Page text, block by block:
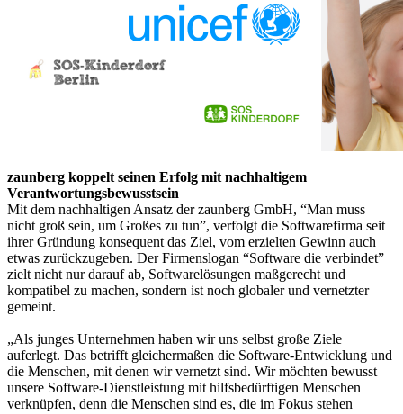
zaunberg koppelt seinen Erfolg mit nachhaltigem
Verantwortungsbewusstsein
Mit dem nachhaltigen Ansatz der zaunberg GmbH, “Man muss
nicht groß sein, um Großes zu tun”, verfolgt die Softwarefirma seit
ihrer Gründung konsequent das Ziel, vom erzielten Gewinn auch
etwas zurückzugeben. Der Firmenslogan “Software die verbindet”
zielt nicht nur darauf ab, Softwarelösungen maßgerecht und
kompatibel zu machen, sondern ist noch globaler und vernetzter
gemeint.
„Als junges Unternehmen haben wir uns selbst große Ziele
auferlegt. Das betrifft gleichermaßen die Software-Entwicklung und
die Menschen, mit denen wir vernetzt sind. Wir möchten bewusst
unsere Software-Dienstleistung mit hilfsbedürftigen Menschen
verknüpfen, denn die Menschen sind es, die im Fokus stehen